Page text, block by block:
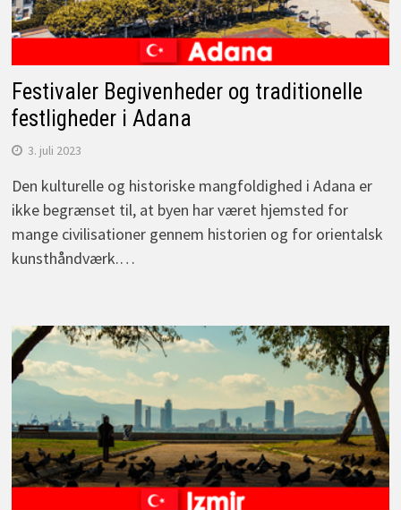
Festivaler Begivenheder og traditionelle
festligheder i Adana
3. juli 2023
Den kulturelle og historiske mangfoldighed i Adana er
ikke begrænset til, at byen har været hjemsted for
mange civilisationer gennem historien og for orientalsk
kunsthåndværk.…